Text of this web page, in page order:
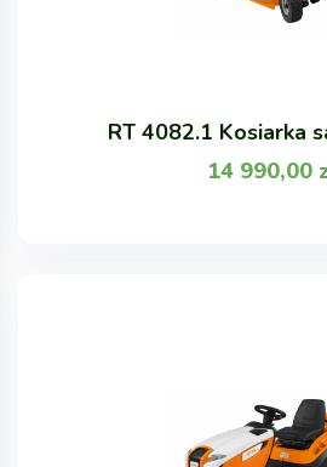
RT 4082.1 Kosiarka
14 990,00